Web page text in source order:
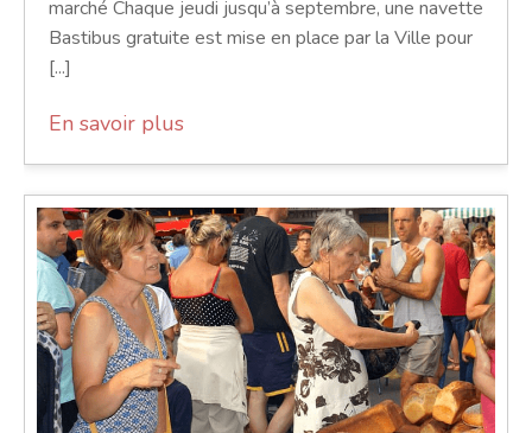
marché Chaque jeudi jusqu’à septembre, une navette
Bastibus gratuite est mise en place par la Ville pour
[...]
En savoir plus